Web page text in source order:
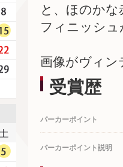
と、ほのか
フィニッシ
画像がヴィン
受賞歴
パーカーポイント
パーカーポイント説明